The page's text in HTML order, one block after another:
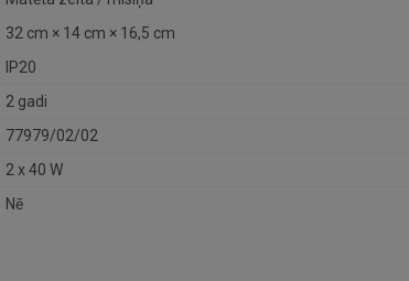
32 cm × 14 cm × 16,5 cm
IP20
2 gadi
77979/02/02
2 x 40 W
Nē